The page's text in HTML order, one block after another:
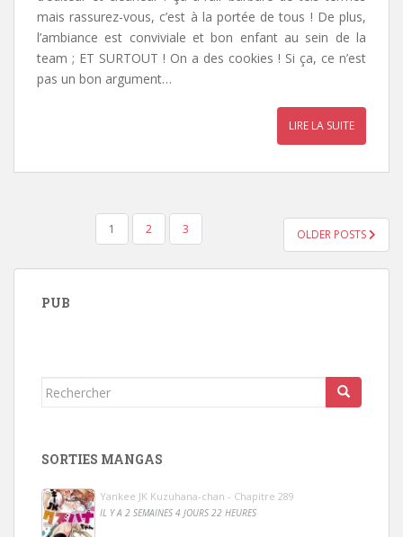
mais rassurez-vous, c’est à la portée de tous ! De plus,
l’ambiance est conviviale et bon enfant au sein de la
team ; ET SURTOUT ! On a des cookies ! Si ça, ce n’est
pas un bon argument…
LIRE LA SUITE
NAVIGATION
ARTICLES
1 2 3 OLDER POSTS
PUB
Rechercher...
SORTIES MANGAS
Yankee JK Kuzuhana-chan - Chapitre 289
IL Y A 2 SEMAINES 4 JOURS 22 HEURES